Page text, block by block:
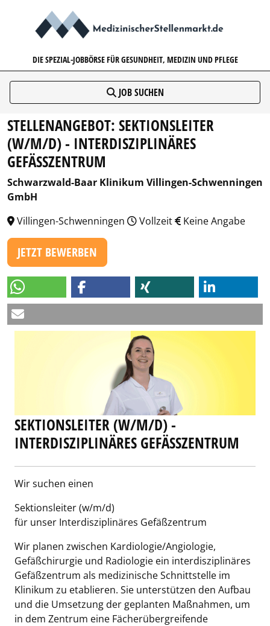
DIE SPEZIAL-JOBBÖRSE FÜR GESUNDHEIT, MEDIZIN UND PFLEGE
JOB SUCHEN
STELLENANGEBOT: SEKTIONSLEITER
(W/M/D) - INTERDISZIPLINÄRES
GEFÄSSZENTRUM
Schwarzwald-Baar Klinikum Villingen-Schwenningen
GmbH
Villingen-Schwenningen
Vollzeit Keine Angabe
JETZT BEWERBEN
SEKTIONSLEITER (W/M/D) -
INTERDISZIPLINÄRES GEFÄSSZENTRUM
Wir suchen einen
Sektionsleiter (w/m/d)
für unser Interdisziplinäres Gefäßzentrum
Wir planen zwischen Kardiologie/Angiologie,
Gefäßchirurgie und Radiologie ein interdisziplinäres
Gefäßzentrum als medizinische Schnittstelle im
Klinikum zu etablieren. Sie unterstützen den Aufbau
und die Umsetzung der geplanten Maßnahmen, um
in dem Zentrum eine Fächerübergreifende